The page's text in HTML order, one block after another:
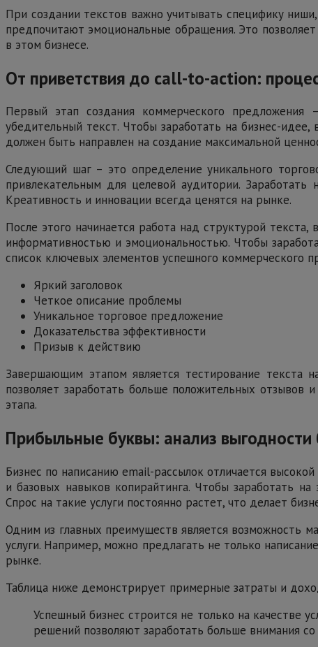
При создании текстов важно учитывать специфику
предпочитают эмоциональные обращения. Это
в этом бизнесе.
От приветствия до call-to-action:
Первый этап создания коммерческого предложения
убедительный текст. Чтобы заработать на бизнес-
должен быть направлен на создание максимальной
Следующий шаг – это определение уникального
привлекательным для целевой аудитории.
Креативность и инновации всегда ценятся на рынке.
После этого начинается работа над структурой
информативностью и эмоциональностью. Чтобы
список ключевых элементов успешного коммерческого
Яркий заголовок
Четкое описание проблемы
Уникальное торговое предложение
Доказательства эффективности
Призыв к действию
Завершающим этапом является тестирование текста
позволяет заработать больше положительных
этапа.
Прибыльные буквы: анализ
Бизнес по написанию email-рассылок отличается
и базовых навыков копирайтинга. Чтобы заработать
Спрос на такие услуги постоянно растет, что делает
Одним из главных преимуществ является возможность
услуги. Например, можно предлагать не только
рынке.
Таблица ниже демонстрирует примерные затраты и
Успешный бизнес строится не только на качестве
решений позволяют заработать больше внимания со